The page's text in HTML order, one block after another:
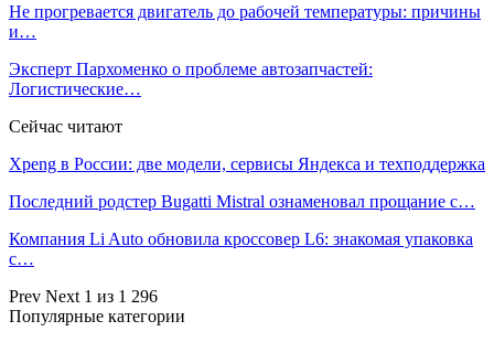
Не прогревается двигатель до рабочей температуры: причины
и…
Эксперт Пархоменко о проблеме автозапчастей:
Логистические…
Сейчас читают
Xpeng в России: две модели, сервисы Яндекса и техподдержка
Последний родстер Bugatti Mistral ознаменовал прощание с…
Компания Li Auto обновила кроссовер L6: знакомая упаковка
с…
Prev Next 1 из 1 296
Популярные категории